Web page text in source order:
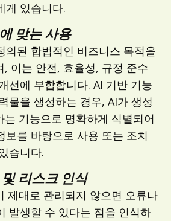
게 있습니다.
맞는 사용
의된 합법적인 비즈니스 목적을
, 이는 안전, 효율성, 규정 준수
선에 부합합니다. AI 기반 기능
물을 생성하는 경우, AI가 생성
는 기능으로 명확하게 식별되어
보를 바탕으로 사용 또는 조치
습니다.
리스크 인식
제대로 관리되지 않으면 오류나
발생할 수 있다는 점을 인식하